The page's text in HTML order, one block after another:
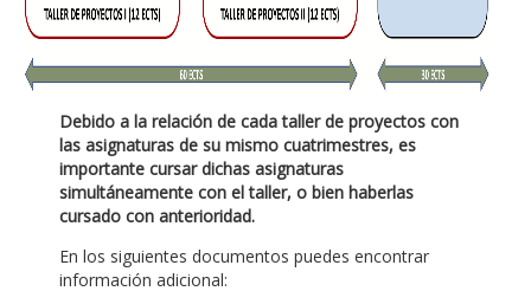
Debido a la relación de cada taller de proyectos con
las asignaturas de su mismo cuatrimestres, es
importante cursar dichas asignaturas
simultáneamente con el taller, o bien haberlas
cursado con anterioridad.
En los siguientes documentos puedes encontrar
información adicional: